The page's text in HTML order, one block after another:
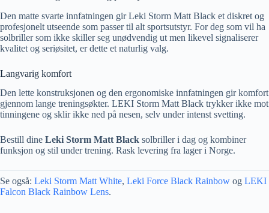
Den matte svarte innfatningen gir Leki Storm Matt Black et diskret og
profesjonelt utseende som passer til alt sportsutstyr. For deg som vil ha
solbriller som ikke skiller seg unødvendig ut men likevel signaliserer
kvalitet og seriøsitet, er dette et naturlig valg.
Langvarig komfort
Den lette konstruksjonen og den ergonomiske innfatningen gir komfort
gjennom lange treningsøkter. LEKI Storm Matt Black trykker ikke mot
tinningene og sklir ikke ned på nesen, selv under intenst svetting.
Bestill dine Leki Storm Matt Black solbriller i dag og kombiner
funksjon og stil under trening. Rask levering fra lager i Norge.
Se også: Leki Storm Matt White, Leki Force Black Rainbow og LEKI
Falcon Black Rainbow Lens.